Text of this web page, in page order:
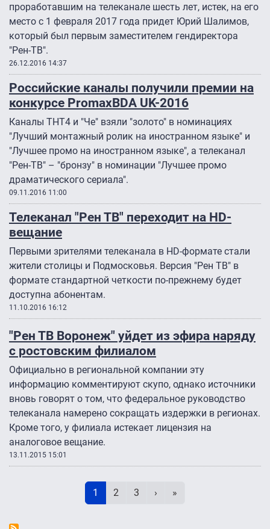
проработавшим на телеканале шесть лет, истек, на его
место с 1 февраля 2017 года придет Юрий Шалимов,
который был первым заместителем гендиректора
"Рен-ТВ".
26.12.2016 14:37
Российские каналы получили премии на
конкурсе PromaxBDA UK-2016
Каналы ТНТ4 и "Че" взяли "золото" в номинациях
"Лучший монтажный ролик на иностранном языке" и
"Лучшее промо на иностранном языке", а телеканал
"Рен-ТВ" – "бронзу" в номинации "Лучшее промо
драматического сериала".
09.11.2016 11:00
Телеканал "Рен ТВ" переходит на HD-
вещание
Первыми зрителями телеканала в HD-формате стали
жители столицы и Подмосковья. Версия "Рен ТВ" в
формате стандартной четкости по-прежнему будет
доступна абонентам.
11.10.2016 16:12
"Рен ТВ Воронеж" уйдет из эфира наряду
с ростовским филиалом
Официально в региональной компании эту
информацию комментируют скупо, однако источники
вновь говорят о том, что федеральное руководство
телеканала намерено сокращать издержки в регионах.
Кроме того, у филиала истекает лицензия на
аналоговое вещание.
13.11.2015 15:01
Текущая страница
1 Page
2 Page
3 Следующая страница
› Последняя страница
»